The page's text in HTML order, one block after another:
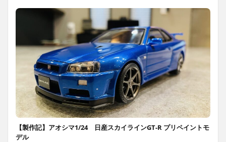
【製作記】アオシマ1/24 日産スカイラインGT-R プリペイントモ
デル